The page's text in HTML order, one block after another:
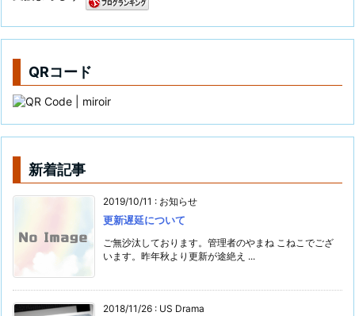
QRコード
新着記事
2019/10/11 : お知らせ
更新遅延について
ご無沙汰しております。管理者のやまね こねこでござ
います。昨年秋より更新が途絶え ...
2018/11/26 : US Drama